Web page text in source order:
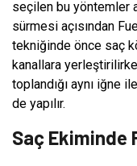
seçilen bu yöntemler
sürmesi açısından
tekniğinde önce saç
kanallara
toplandığı aynı iğne
de yapılır.
Saç Ekiminde